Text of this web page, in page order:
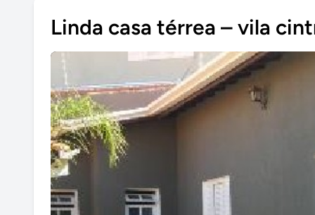
Linda casa térrea – vila